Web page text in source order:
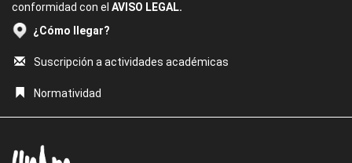
conformidad con el AVISO LEGAL.
¿Cómo llegar?
Suscripción a actividades académicas
Normatividad